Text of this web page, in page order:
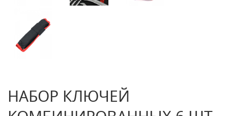
НАБОР КЛЮЧЕЙ